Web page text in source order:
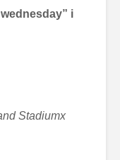
i
Stadiumx